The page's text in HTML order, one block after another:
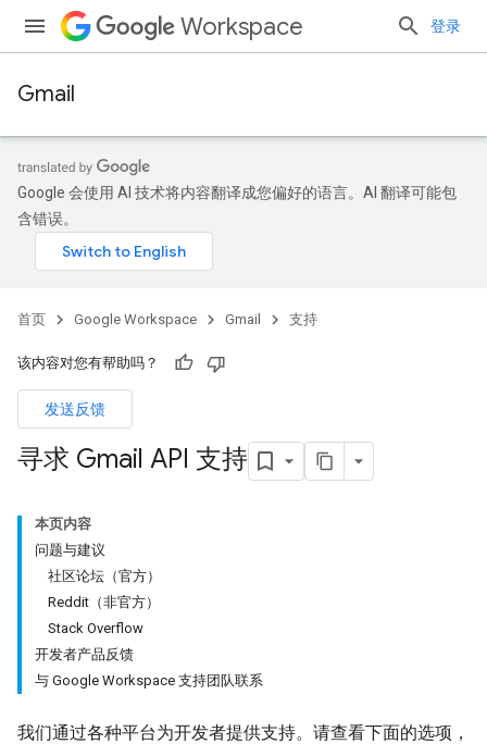
Workspace 登录
Gmail
Google 会使用 AI 技术将内容翻译成您偏好的语言。AI 翻译可能包
含错误。
首页 Google Workspace Gmail 支持
该内容对您有帮助吗？
发送反馈
寻求 Gmail API 支持
本页内容
问题与建议
社区论坛（官方）
Reddit（非官方）
Stack Overflow
开发者产品反馈
与 Google Workspace 支持团队联系
我们通过各种平台为开发者提供支持。请查看下面的选项，